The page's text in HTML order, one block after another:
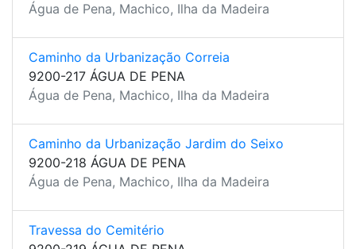
Água de Pena, Machico, Ilha da Madeira
Caminho da Urbanização Correia
9200-217 ÁGUA DE PENA
Água de Pena, Machico, Ilha da Madeira
Caminho da Urbanização Jardim do Seixo
9200-218 ÁGUA DE PENA
Água de Pena, Machico, Ilha da Madeira
Travessa do Cemitério